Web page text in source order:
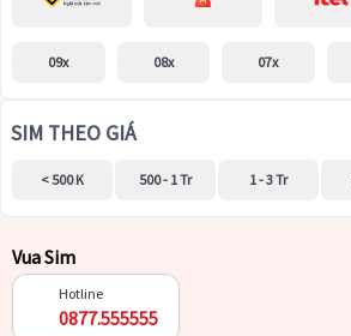
09x 08x 07x
SIM THEO GIÁ
< 500 K 500 - 1 Tr 1 - 3 Tr
Vua Sim
Hotline
0877.555555